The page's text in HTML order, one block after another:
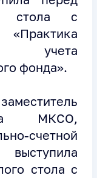
стола с
учета
фонда».
МКСО,
счетной
стола с